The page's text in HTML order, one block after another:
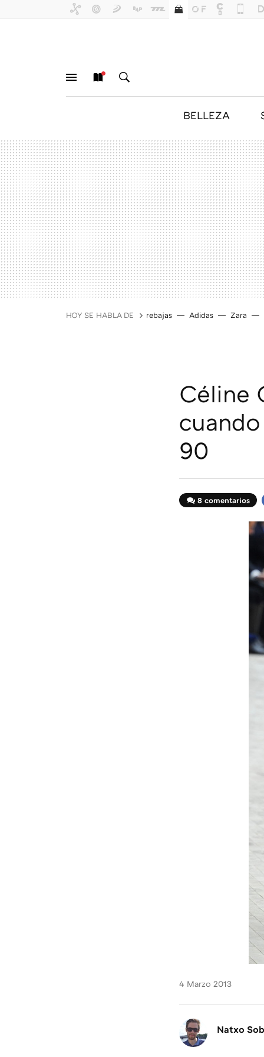
BELLEZA
HOY SE HABLA DE rebajas Adidas Zara
Céline
90
8 comentarios
4 Marzo 2013
Natxo